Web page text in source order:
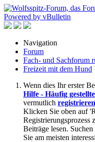
Navigation
Forum
Fach- und Sachforum
Freizeit mit dem Hund
Wenn dies Ihr erster
Hilfe - Häufig
vermutlich registrieren
Klicken Sie oben auf
Registrierungsprozess
Beiträge lesen.
Sie am meisten